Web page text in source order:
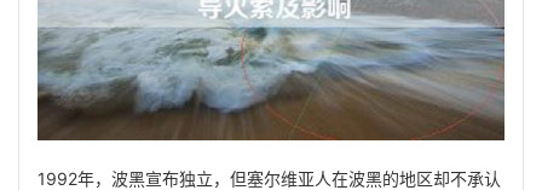
1992年，波黑宣布独立，但塞尔维亚人在波黑的地区却不承认